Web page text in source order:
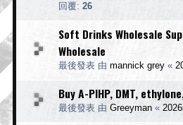
回覆: 26
Soft Drinks Wholesale
Wholesale
最後發表 由 mannick grey «
Buy A-PIHP, DMT,
最後發表 由 Greeyman «